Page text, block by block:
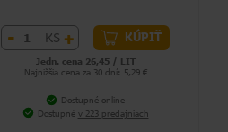
- KS + KÚPIŤ
Jedn. cena 26,45 / LIT
Najnižšia cena za 30 dní: 5,29 €
Dostupné online
Dostupné v 223 predajniach